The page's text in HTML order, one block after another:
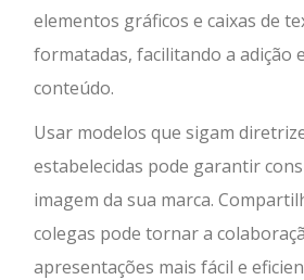
elementos gráficos e caixas de
formatadas, facilitando a adição
conteúdo.
Usar modelos que sigam
estabelecidas pode garantir
imagem da sua marca.
colegas pode tornar a
apresentações mais fácil e